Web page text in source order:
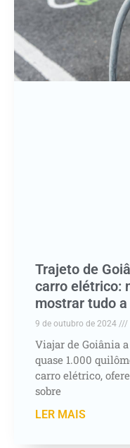
Trajeto de
carro elétrico:
mostrar tudo
9 de outubro de 2024
Viajar de Goiânia
quase 1.000
carro elétrico,
sobre
LER MAIS